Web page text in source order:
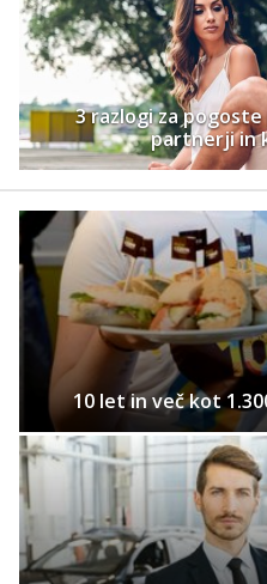
3 razlogi za
partnerji in
10 let in več kot